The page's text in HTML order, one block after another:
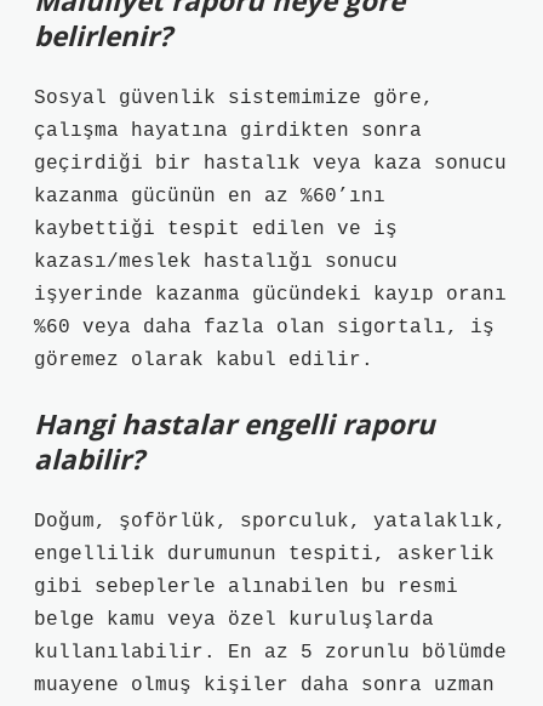
belirlenir?
Sosyal güvenlik sistemimize göre,
çalışma hayatına girdikten sonra
geçirdiği bir hastalık veya kaza sonucu
kazanma gücünün en az %60’ını
kaybettiği tespit edilen ve iş
kazası/meslek hastalığı sonucu
işyerinde kazanma gücündeki kayıp oranı
%60 veya daha fazla olan sigortalı, iş
göremez olarak kabul edilir.
Hangi hastalar engelli raporu
alabilir?
Doğum, şoförlük, sporculuk, yatalaklık,
engellilik durumunun tespiti, askerlik
gibi sebeplerle alınabilen bu resmi
belge kamu veya özel kuruluşlarda
kullanılabilir. En az 5 zorunlu bölümde
muayene olmuş kişiler daha sonra uzman